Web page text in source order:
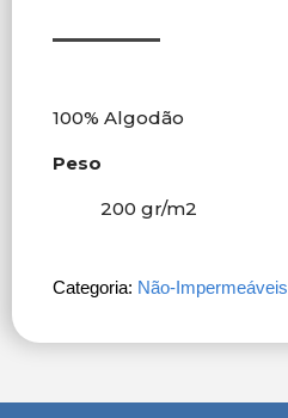
100% Algodão
Peso
200 gr/m2
Categoria: Não-Impermeáveis